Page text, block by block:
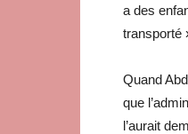
a des
transporté
Quand
que
l’aurait